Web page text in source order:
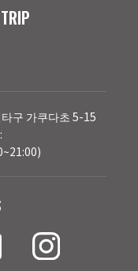
구 가쿠다초 5-15